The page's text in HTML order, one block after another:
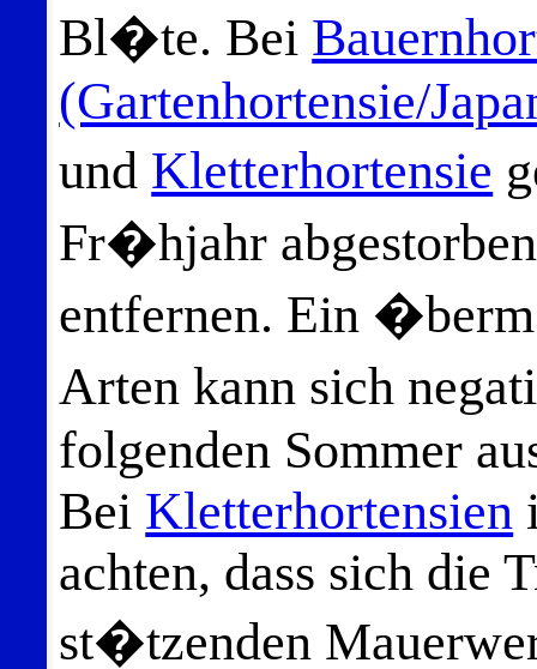
Bl�te. Bei
(Gartenhortensie/
und Kletterhortensie
Fr�hjahr
entfernen. Ein
Arten kann sich
folgenden Sommer
Bei Kletterhortensien
achten, dass sich die
st�tzenden